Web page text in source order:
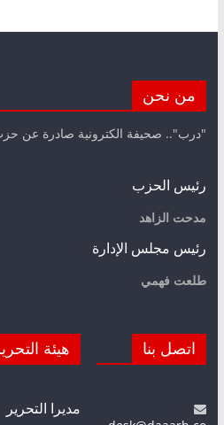
من نحن
"درب".. صحيفة الكترونية صادرة عن
رئيس الحزب
مدحت الزاهد
رئيس مجلس الإدارة
طلعت فهمي
اتصل بنا هيئة
مديرا التحرير